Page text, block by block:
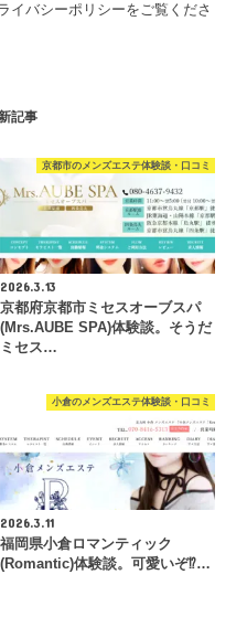
イバシーポリシーをご覧くださ
記事
京都市のメンズエステ体験談・口コミ
2026.3.13
京都府京都市ミセスオーブスパ
(Mrs.AUBE SPA)体験談。そうだ
ミセス…
小倉のメンズエステ体験談・口コミ
2026.3.11
福岡県小倉ロマンティック
(Romantic)体験談。可愛いぞ⁉…